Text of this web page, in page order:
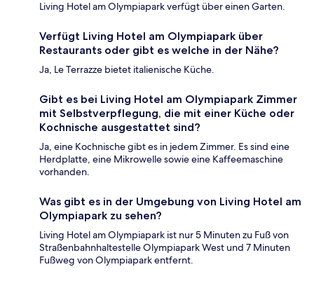
Living Hotel am Olympiapark verfügt über einen Garten.
Verfügt Living Hotel am Olympiapark über
Restaurants oder gibt es welche in der Nähe?
Ja, Le Terrazze bietet italienische Küche.
Gibt es bei Living Hotel am Olympiapark Zimmer
mit Selbstverpflegung, die mit einer Küche oder
Kochnische ausgestattet sind?
Ja, eine Kochnische gibt es in jedem Zimmer. Es sind eine
Herdplatte, eine Mikrowelle sowie eine Kaffeemaschine
vorhanden.
Was gibt es in der Umgebung von Living Hotel am
Olympiapark zu sehen?
Living Hotel am Olympiapark ist nur 5 Minuten zu Fuß von
Straßenbahnhaltestelle Olympiapark West und 7 Minuten
Fußweg von Olympiapark entfernt.